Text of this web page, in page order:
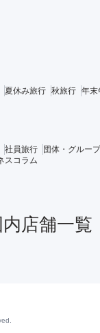
夏休み旅行 秋旅行 年末
社員旅行 団体・グルー
スコラム
内店舗一覧